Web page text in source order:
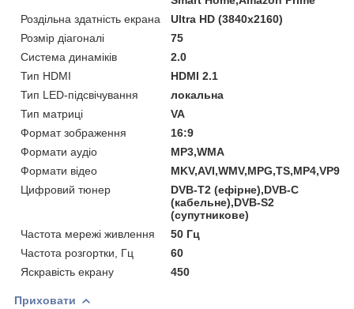
Роздільна здатність екрана
Ultra HD (3840x2160)
Розмір діагоналі
75
Система динаміків
2.0
Тип HDMI
HDMI 2.1
Тип LED-підсвічування
локальна
Тип матриці
VA
Формат зображення
16:9
Формати аудіо
MP3,WMA
Формати відео
Цифровий тюнер
DVB-T2 (ефірне),DVB-C
(кабельне),DVB-S2
(супутникове)
Частота мережі живлення
50 Гц
Частота розгортки, Гц
60
Яскравість екрану
450
Приховати